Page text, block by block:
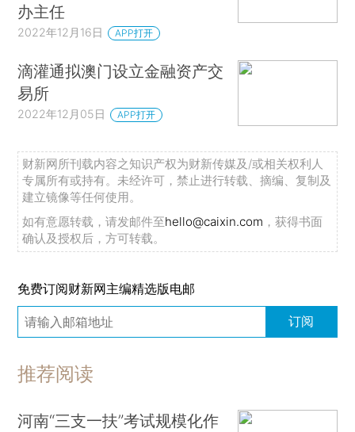
办主任
2022年12月16日 APP打开
滴灌通拟澳门设立金融资产交
易所
2022年12月05日 APP打开
财新网所刊载内容之知识产权为财新传媒及/或相关权利人
专属所有或持有。未经许可，禁止进行转载、摘编、复制及
建立镜像等任何使用。
如有意愿转载，请发邮件至hello@caixin.com ，获得书面
确认及授权后，方可转载。
免费订阅财新网主编精选版电邮
订阅
推荐阅读
河南“三支一扶”考试规模化作